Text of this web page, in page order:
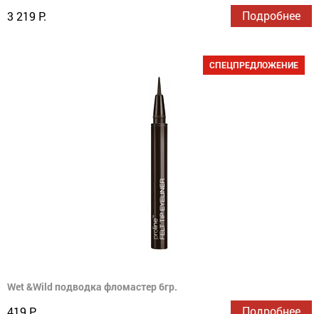
3 219 Р.
Подробнее
СПЕЦПРЕДЛОЖЕНИЕ
Wet &Wild подводка фломастер 6гр.